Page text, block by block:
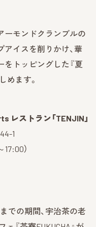
ーモンドクランブルの
イスを削りかけ、華
トッピングした『夏
めます。
レストラン「TENJIN」
1
）
までの期間、宇治茶の老